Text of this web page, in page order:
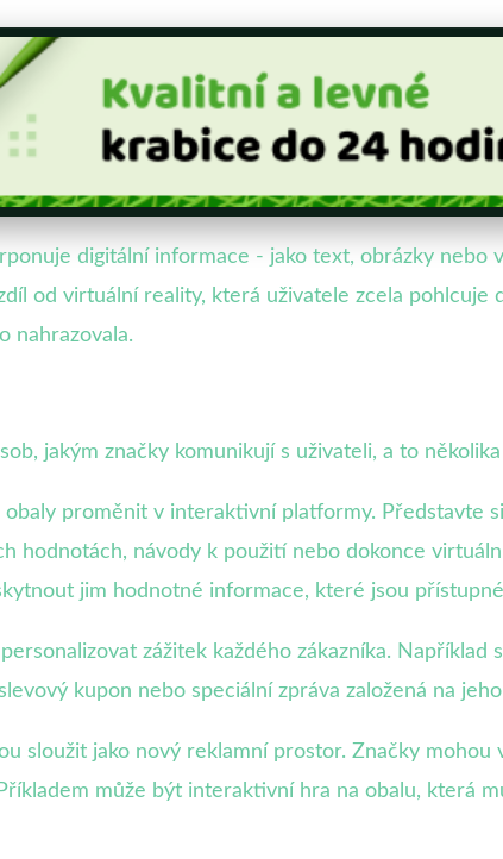
digitální informace - jako text, obrázky
od virtuální reality, která uživatele zcela pohlcuje
nahrazovala.
jakým značky komunikují s uživateli, a to
obaly proměnit v interaktivní platformy. Představte
hodnotách, návody k použití nebo dokonce
jim hodnotné informace, které jsou
zážitek každého zákazníka.
kupon nebo speciální zpráva založená na
sloužit jako nový reklamní prostor. Značky
může být interaktivní hra na obalu, která